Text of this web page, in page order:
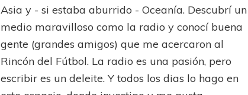
Asia y - si estaba aburrido - Oceanía. Descubrí un
medio maravilloso como la radio y conocí buena
gente (grandes amigos) que me acercaron al
Rincón del Fútbol. La radio es una pasión, pero
escribir es un deleite. Y todos los dias lo hago en